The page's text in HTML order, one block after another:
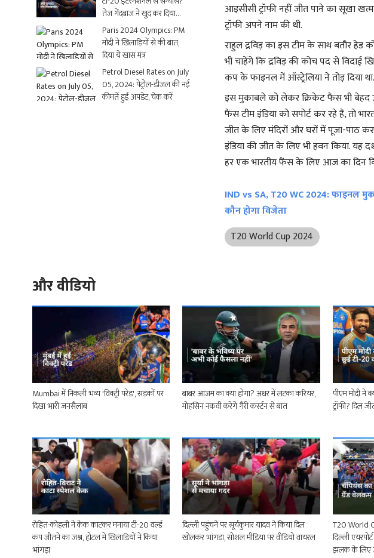
तेज गेंदबाज ने खुद कर दिया
क्लियर
Paris 2024 Olympics: PM
मोदी ने खिलाड़ियों से की बात,
दिया ये खास मंत्र
Petrol Diesel Rates on July
05, 2024: पेट्रोल-डीजल की नई
कीमतें हुईं अपडेट, चेक करें
आइसीसी ट्रॉफी नहीं जीत पाने का सूखा
ट्रॉफी अपने नाम की थी.
राहुल द्रविड़ का इस टीम के साथ बतौर हेड
भी चाहेंगे कि द्रविड़ की कोच पद से विदाई
कप के फाइनल में ऑस्ट्रेलिया ने तोड़ दिया था.
इस मुकाबले को लेकर क्रिकेट फैंस भी बेहद
फैंस टीम इंडिया को सपोर्ट कर रहे हैं, तो
जीत के लिए मंदिरों और घरों में पूजा-पाठ
इंडिया की जीत के लिए भी हवन किया. यह
हर एक भारतीय फैंस के लिए आज का दिन
IND vs SA, T20 WC 2024: फाइनल
कौन होगा विजेता
T20 World Cup 2024
और वीडियो
Mumbai में निकली भव्य 'विक्ट्री परेड', सड़कों पर
दिखा भारी जनसैलाब
बाबर आजम का क्या होगा? अधर में लटका करियर,
मोहसिन नकवी करेंगे गैरी कर्स्टन से बात
पीएम मोदी ने
ट्रॉफी? दिल
रोहित-कोहली ने केक काटकर मनाया टी-20 वर्ल्ड
कप जीतने का जश्न, होटल में खिलाड़ियों ने किया
भांगड़ा
दिल्ली पहुंचने पर सूर्यकुमार यादव ने किया दिल
खोलकर भांगड़ा, सोशल मीडिया पर वीडियो वायरल
T20 World
दिल्ली
झलक के लिए